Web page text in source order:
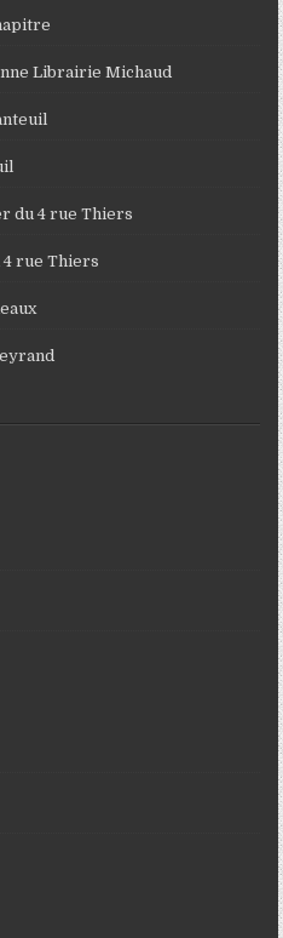
Librairie Michaud
du 4 rue Thiers
4 rue Thiers